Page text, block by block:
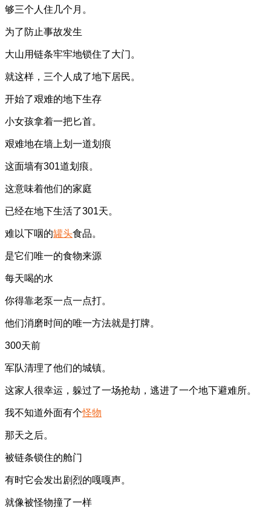
够三个人住几个月。
为了防止事故发生
大山用链条牢牢地锁住了大门。
就这样，三个人成了地下居民。
开始了艰难的地下生存
小女孩拿着一把匕首。
艰难地在墙上划一道划痕
这面墙有301道划痕。
这意味着他们的家庭
已经在地下生活了301天。
难以下咽的罐头食品。
是它们唯一的食物来源
每天喝的水
你得靠老泵一点一点打。
他们消磨时间的唯一方法就是打牌。
300天前
军队清理了他们的城镇。
这家人很幸运，躲过了一场抢劫，逃进了一个地下避难所。
我不知道外面有个怪物
那天之后。
被链条锁住的舱门
有时它会发出剧烈的嘎嘎声。
就像被怪物撞了一样